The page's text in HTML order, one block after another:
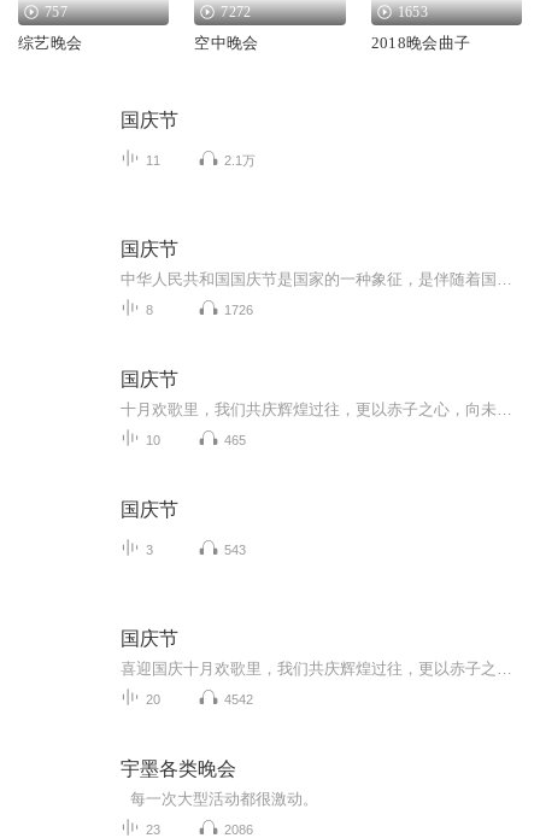
757
综艺晚会
7272
空中晚会
1653
2018晚会曲子
国庆节
11 2.1万
国庆节
8 1726
国庆节
10 465
国庆节
3 543
国庆节
20 4542
宇墨各类晚会
每一次大型活动都很激动。
23 2086